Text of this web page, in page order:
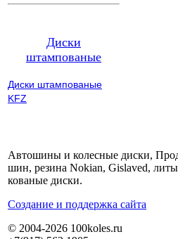
Диски
штампованые
Диски штампованые
KFZ
Автошины и колесные диски,
шин, резина Nokian, Gislaved,
кованые диски.
Cоздание и поддержка сайта
© 2004-2026 100koles.ru